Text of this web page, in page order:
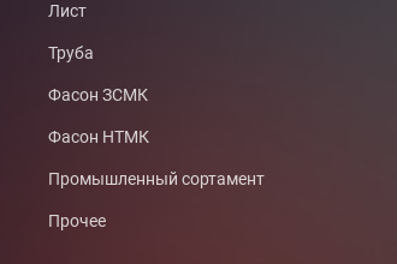
Лист
Труба
Фасон ЗСМК
Фасон НТМК
Промышленный сортамент
Прочее